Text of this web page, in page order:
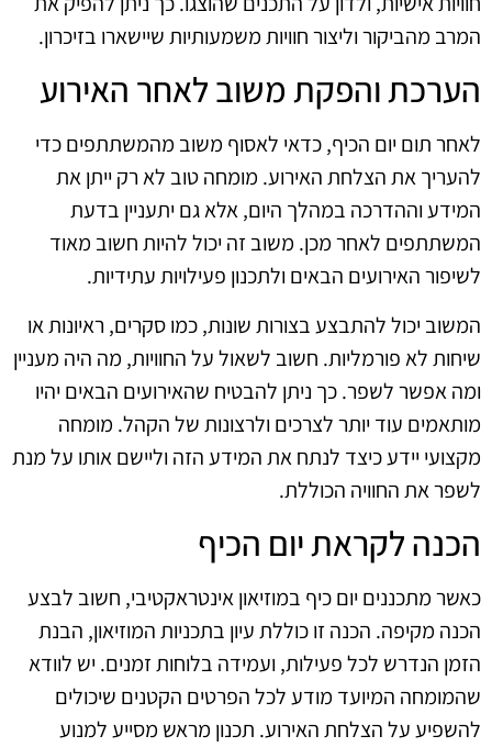
המרב מהביקור וליצור חוויות משמעותיות שיישארו בזיכרון.
הערכת והפקת משוב לאחר האירוע
לאחר תום יום הכיף, כדאי לאסוף משוב מהמשתתפים כדי
להעריך את הצלחת האירוע. מומחה טוב לא רק ייתן את
המידע וההדרכה במהלך היום, אלא גם יתעניין בדעת
המשתתפים לאחר מכן. משוב זה יכול להיות חשוב מאוד
לשיפור האירועים הבאים ולתכנון פעילויות עתידיות.
המשוב יכול להתבצע בצורות שונות, כמו סקרים, ראיונות או
שיחות לא פורמליות. חשוב לשאול על החוויות, מה היה מעניין
ומה אפשר לשפר. כך ניתן להבטיח שהאירועים הבאים יהיו
מותאמים עוד יותר לצרכים ולרצונות של הקהל. מומחה
מקצועי יידע כיצד לנתח את המידע הזה וליישם אותו על מנת
לשפר את החוויה הכוללת.
הכנה לקראת יום הכיף
כאשר מתכננים יום כיף במוזיאון אינטראקטיבי, חשוב לבצע
הכנה מקיפה. הכנה זו כוללת עיון בתכניות המוזיאון, הבנת
הזמן הנדרש לכל פעילות, ועמידה בלוחות זמנים. יש לוודא
שהמומחה המיועד מודע לכל הפרטים הקטנים שיכולים
להשפיע על הצלחת האירוע. תכנון מראש מסייע למנוע